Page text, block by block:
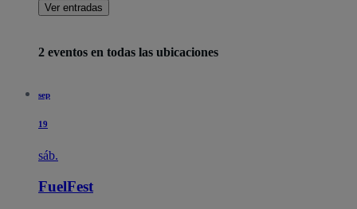
Ver entradas
2 eventos en todas las ubicaciones
sep
19
sáb.
FuelFest